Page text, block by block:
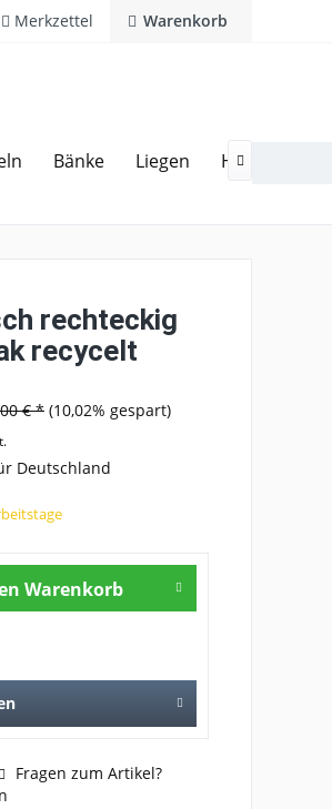
Warenkorb
Merkzettel
Bänke Liegen Hocker

Hotline 02594 94 11 0
rechteckig
recycelt
€ * (10,02% gespart)
Deutschland
Warenkorb
Fragen zum Artikel?